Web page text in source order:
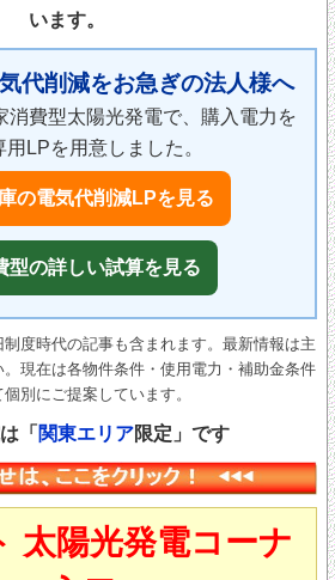
います。
代削減をお急ぎの法人様へ
消費型太陽光発電で、購入電力を
LPを用意しました。
の電気代削減LPを見る
型の詳しい試算を見る
度時代の記事も含まれます。最新情報は主
現在は各物件条件・使用電力・補助金条件
別にご提案しています。
「 関東エリア限定」です
太陽光発電コーナ